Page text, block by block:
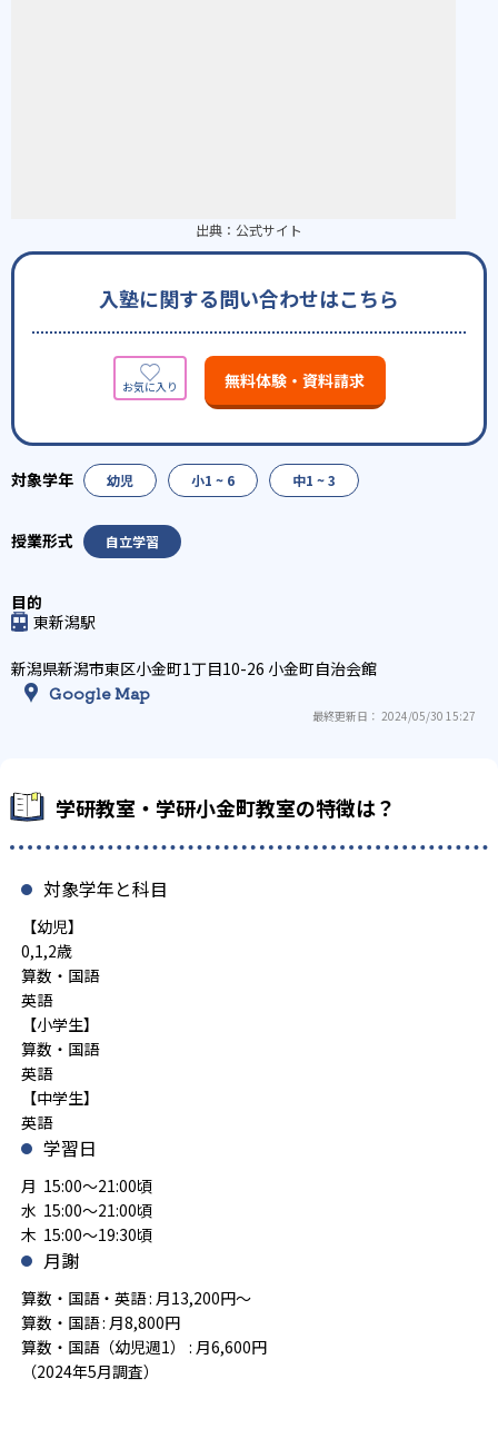
出典： 公式サイト
入塾に関する問い合わせはこちら
無料体験・資料請求
幼児 小1 ~ 6 中1 ~ 3
自立学習
東新潟駅
新潟県新潟市東区小金町1丁目10-26 小金町自治会館
Google Map
最終更新日： 2024/05/30 15:27
学研教室・学研小金町教室の特徴は？
対象学年と科目
【幼児】
0,1,2歳
算数・国語
英語
【小学生】
算数・国語
英語
【中学生】
英語
学習日
月 15:00～21:00頃
水 15:00～21:00頃
木 15:00～19:30頃
月謝
算数・国語・英語 : 月13,200円～
算数・国語 : 月8,800円
算数・国語（幼児週1） : 月6,600円
（2024年5月調査）